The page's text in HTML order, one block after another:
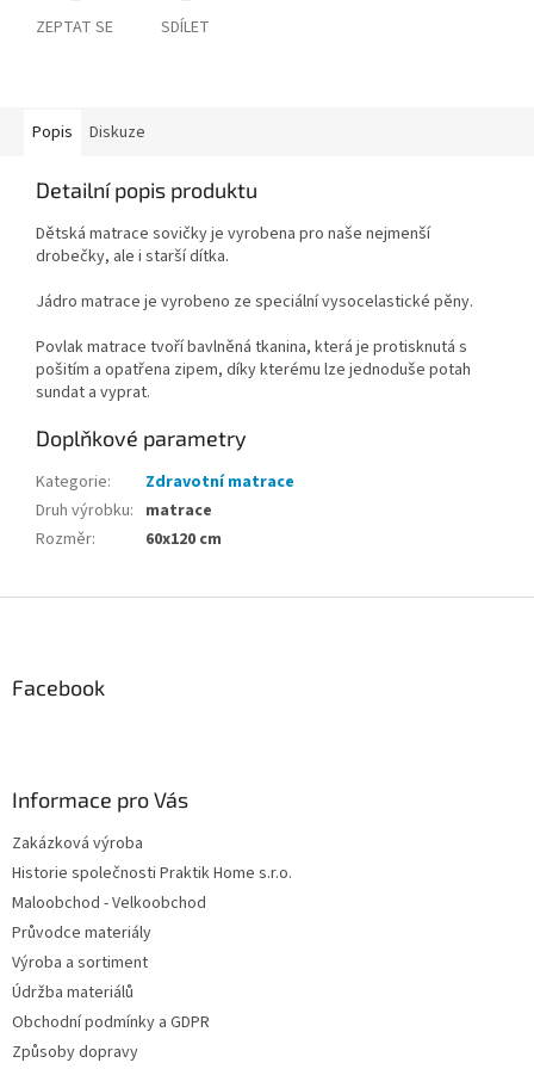
ZEPTAT SE SDÍLET
Popis Diskuze
Detailní popis produktu
Dětská matrace sovičky je vyrobena pro naše nejmenší
drobečky, ale i starší dítka.
Jádro matrace je vyrobeno ze speciální vysocelastické pěny.
Povlak matrace tvoří bavlněná tkanina, která je protisknutá s
pošitím a opatřena zipem, díky kterému lze jednoduše potah
sundat a vyprat.
Doplňkové parametry
Kategorie:
Zdravotní matrace
Druh výrobku: matrace
Rozměr: 60x120 cm
Facebook
Informace pro Vás
Zakázková výroba
Historie společnosti Praktik Home s.r.o.
Maloobchod - Velkoobchod
Průvodce materiály
Výroba a sortiment
Údržba materiálů
Obchodní podmínky a GDPR
Způsoby dopravy